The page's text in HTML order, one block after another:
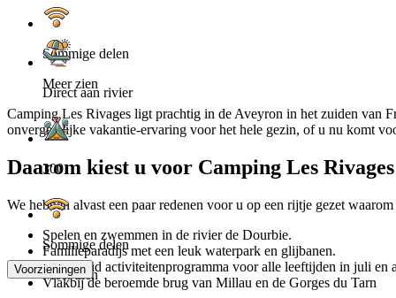
Sommige delen
Meer zien
Camping Les Rivages ligt prachtig in de Aveyron in het zuiden van
onvergetelijke vakantie-ervaring voor het hele gezin, of u nu komt
Daarom kiest u voor Camping Les Rivages
We hebben alvast een paar redenen voor u op een rijtje gezet
Spelen en zwemmen in de rivier de Dourbie.
Familieparadijs met een leuk waterpark en glijbanen.
Uitgebreid activiteitenprogramma voor alle leeftijden in juli en
Vlakbij de beroemde brug van Millau en de Gorges du Tarn
Direct aan rivier
300
Sommige delen
Meer zien
Voorzieningen